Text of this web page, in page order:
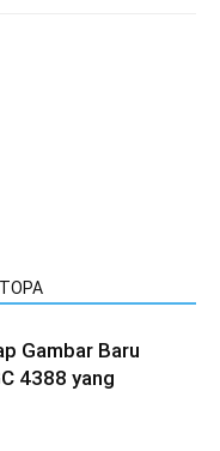
Gambar Baru
4388 yang